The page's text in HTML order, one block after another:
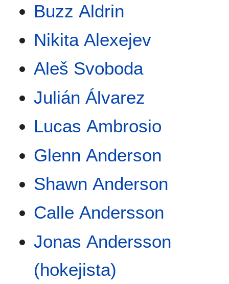
Buzz Aldrin
Nikita Alexejev
Aleš Svoboda
Julián Álvarez
Lucas Ambrosio
Glenn Anderson
Shawn Anderson
Calle Andersson
Jonas Andersson
(hokejista)